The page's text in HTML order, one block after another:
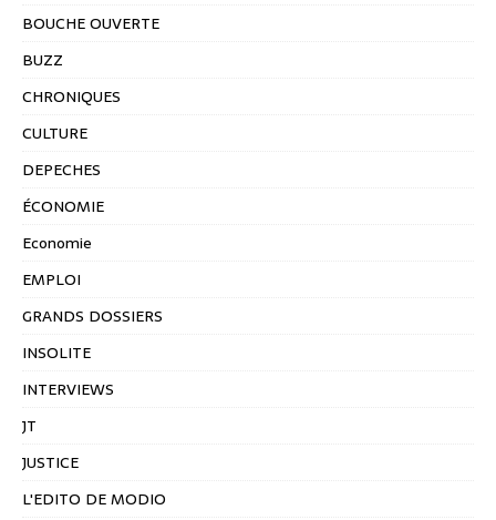
BOUCHE OUVERTE
BUZZ
CHRONIQUES
CULTURE
DEPECHES
ÉCONOMIE
Economie
EMPLOI
GRANDS DOSSIERS
INSOLITE
INTERVIEWS
JT
JUSTICE
L'EDITO DE MODIO